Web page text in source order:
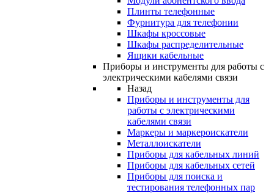
Плинты телефонные
Фурнитура для телефонии
Шкафы кроссовые
Шкафы распределительные
Ящики кабельные
Приборы и инструменты для работы с
электрическими кабелями связи
Назад
Приборы и инструменты для
работы с электрическими
кабелями связи
Маркеры и маркероискатели
Металлоискатели
Приборы для кабельных линий
Приборы для кабельных сетей
Приборы для поиска и
тестирования телефонных пар